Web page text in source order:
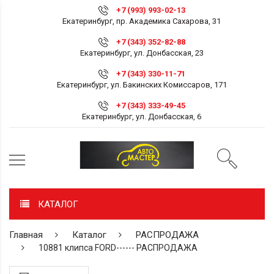
+7 (993) 993-02-13
Екатеринбург, пр. Академика Сахарова, 31
+7 (343) 352-82-88
Екатеринбург, ул. Донбасская, 23
+7 (343) 330-11-71
Екатеринбург, ул. Бакинских Комиссаров, 171
+7 (343) 333-49-45
Екатеринбург, ул. Донбасская, 6
КАТАЛОГ
Главная Каталог РАСПРОДАЖА
10881 клипса FORD------ РАСПРОДАЖА